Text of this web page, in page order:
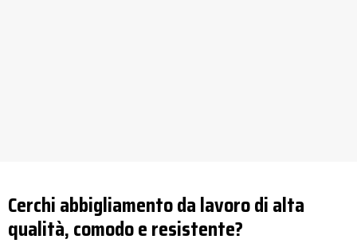
Cerchi abbigliamento da lavoro di alta
qualità, comodo e resistente?